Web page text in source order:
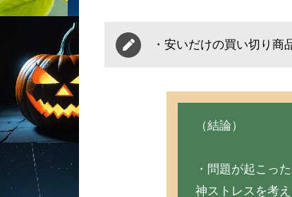
・安いだけの買い切り商
（結論）
・問題が起こっ
神ストレスを考